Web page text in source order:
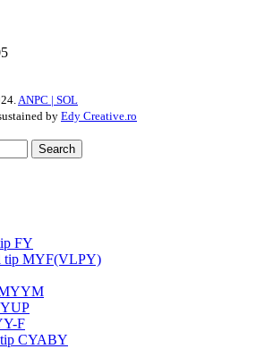
ANPC | SOL
by Edy Creative.ro
Search
FY
tip MYF(VLPY)
F
tip CYABY